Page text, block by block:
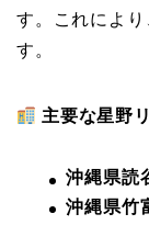
す。これによ
す。
主要な星野
沖縄県読
沖縄県竹